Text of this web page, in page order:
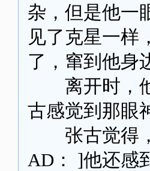
杂，但是他一
见了克星一样
了，窜到他身
离开时，他
古感觉到那眼
张古觉得，
AD： ]他还感